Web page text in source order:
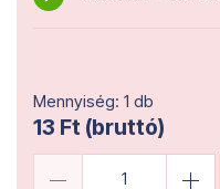
Mennyiség: 1 db
13 Ft (bruttó)